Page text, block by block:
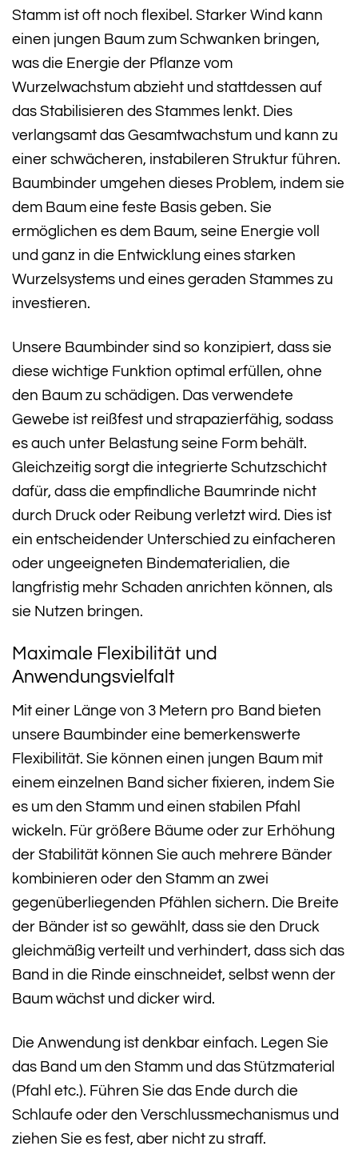
Stamm ist oft noch flexibel. Starker Wind kann
einen jungen Baum zum Schwanken bringen,
was die Energie der Pflanze vom
Wurzelwachstum abzieht und stattdessen auf
das Stabilisieren des Stammes lenkt. Dies
verlangsamt das Gesamtwachstum und kann zu
einer schwächeren, instabileren Struktur führen.
Baumbinder umgehen dieses Problem, indem sie
dem Baum eine feste Basis geben. Sie
ermöglichen es dem Baum, seine Energie voll
und ganz in die Entwicklung eines starken
Wurzelsystems und eines geraden Stammes zu
investieren.
Unsere Baumbinder sind so konzipiert, dass sie
diese wichtige Funktion optimal erfüllen, ohne
den Baum zu schädigen. Das verwendete
Gewebe ist reißfest und strapazierfähig, sodass
es auch unter Belastung seine Form behält.
Gleichzeitig sorgt die integrierte Schutzschicht
dafür, dass die empfindliche Baumrinde nicht
durch Druck oder Reibung verletzt wird. Dies ist
ein entscheidender Unterschied zu einfacheren
oder ungeeigneten Bindematerialien, die
langfristig mehr Schaden anrichten können, als
sie Nutzen bringen.
Maximale Flexibilität und
Anwendungsvielfalt
Mit einer Länge von 3 Metern pro Band bieten
unsere Baumbinder eine bemerkenswerte
Flexibilität. Sie können einen jungen Baum mit
einem einzelnen Band sicher fixieren, indem Sie
es um den Stamm und einen stabilen Pfahl
wickeln. Für größere Bäume oder zur Erhöhung
der Stabilität können Sie auch mehrere Bänder
kombinieren oder den Stamm an zwei
gegenüberliegenden Pfählen sichern. Die Breite
der Bänder ist so gewählt, dass sie den Druck
gleichmäßig verteilt und verhindert, dass sich das
Band in die Rinde einschneidet, selbst wenn der
Baum wächst und dicker wird.
Die Anwendung ist denkbar einfach. Legen Sie
das Band um den Stamm und das Stützmaterial
(Pfahl etc.). Führen Sie das Ende durch die
Schlaufe oder den Verschlussmechanismus und
ziehen Sie es fest, aber nicht zu straff.